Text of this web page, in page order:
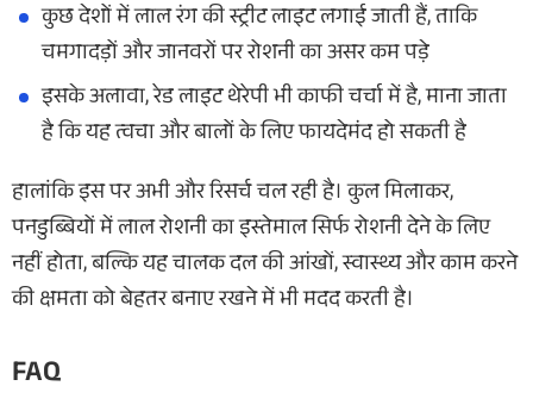
कुछ देशों में लाल रंग की स्ट्रीट लाइट लगाई जाती हैं, ताकि
चमगादड़ों और जानवरों पर रोशनी का असर कम पड़े
इसके अलावा, रेड लाइट थेरेपी भी काफी चर्चा में है, माना जाता
है कि यह त्वचा और बालों के लिए फायदेमंद हो सकती है
हालांकि इस पर अभी और रिसर्च चल रही है। कुल मिलाकर,
पनडुब्बियों में लाल रोशनी का इस्तेमाल सिर्फ रोशनी देने के लिए
नहीं होता, बल्कि यह चालक दल की आंखों, स्वास्थ्य और काम करने
की क्षमता को बेहतर बनाए रखने में भी मदद करती है।
FAQ